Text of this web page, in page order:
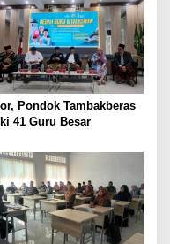
Pondok Tambakberas
41 Guru Besar